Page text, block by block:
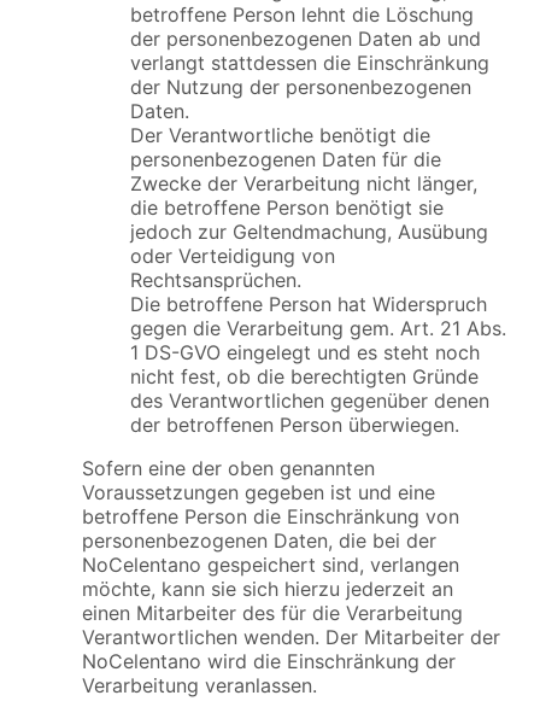
betroffene Person lehnt die Löschung
der personenbezogenen Daten ab und
verlangt stattdessen die Einschränkung
der Nutzung der personenbezogenen
Daten.
Der Verantwortliche benötigt die
personenbezogenen Daten für die
Zwecke der Verarbeitung nicht länger,
die betroffene Person benötigt sie
jedoch zur Geltendmachung, Ausübung
oder Verteidigung von
Rechtsansprüchen.
Die betroffene Person hat Widerspruch
gegen die Verarbeitung gem. Art. 21 Abs.
1 DS-GVO eingelegt und es steht noch
nicht fest, ob die berechtigten Gründe
des Verantwortlichen gegenüber denen
der betroffenen Person überwiegen.
Sofern eine der oben genannten
Voraussetzungen gegeben ist und eine
betroffene Person die Einschränkung von
personenbezogenen Daten, die bei der
NoCelentano gespeichert sind, verlangen
möchte, kann sie sich hierzu jederzeit an
einen Mitarbeiter des für die Verarbeitung
Verantwortlichen wenden. Der Mitarbeiter der
NoCelentano wird die Einschränkung der
Verarbeitung veranlassen.